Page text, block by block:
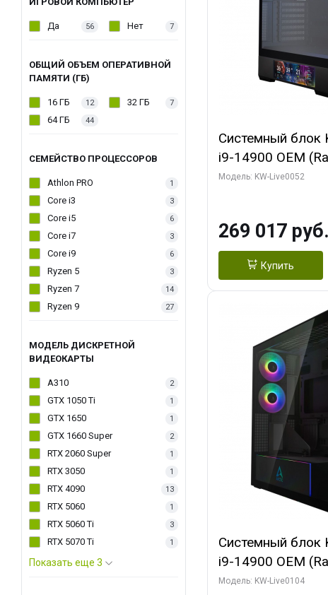
Да 56 Нет 7
ОБЩИЙ ОБЪЕМ ОПЕРАТИВНОЙ
ПАМЯТИ (ГБ)
16 ГБ 12 32 ГБ 7
64 ГБ 44
СЕМЕЙСТВО ПРОЦЕССОРОВ
Athlon PRO 1
Core i3 3
Core i5 6
Core i7 3
Core i9 6
Ryzen 5 3
Ryzen 7 14
Ryzen 9 27
МОДЕЛЬ ДИСКРЕТНОЙ
ВИДЕОКАРТЫ
A310 2
GTX 1050 Ti 1
GTX 1650 1
GTX 1660 Super 2
RTX 2060 Super 1
RTX 3050 1
RTX 4090 13
RTX 5060 1
RTX 5060 Ti 3
RTX 5070 Ti 1
Показать еще 3
Системный блок
i9-14900 OEM
C24 16EC/8PC//
256bit 3xDP HD/
Модель: KW-Live0052
269 017 руб.
Купить
Системный блок
i9-14900 OEM
C24 16EC/8PC//
Модель: KW-Live0104